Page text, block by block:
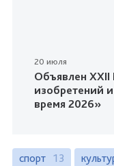
20 июля
Объявлен
изобретений
время 2026»
спорт 13